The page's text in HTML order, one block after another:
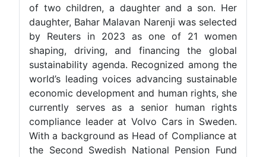
of two children, a daughter and a son. Her
daughter, Bahar Malavan Narenji was selected
by Reuters in 2023 as one of 21 women
shaping, driving, and financing the global
sustainability agenda. Recognized among the
world’s leading voices advancing sustainable
economic development and human rights, she
currently serves as a senior human rights
compliance leader at Volvo Cars in Sweden.
With a background as Head of Compliance at
the Second Swedish National Pension Fund